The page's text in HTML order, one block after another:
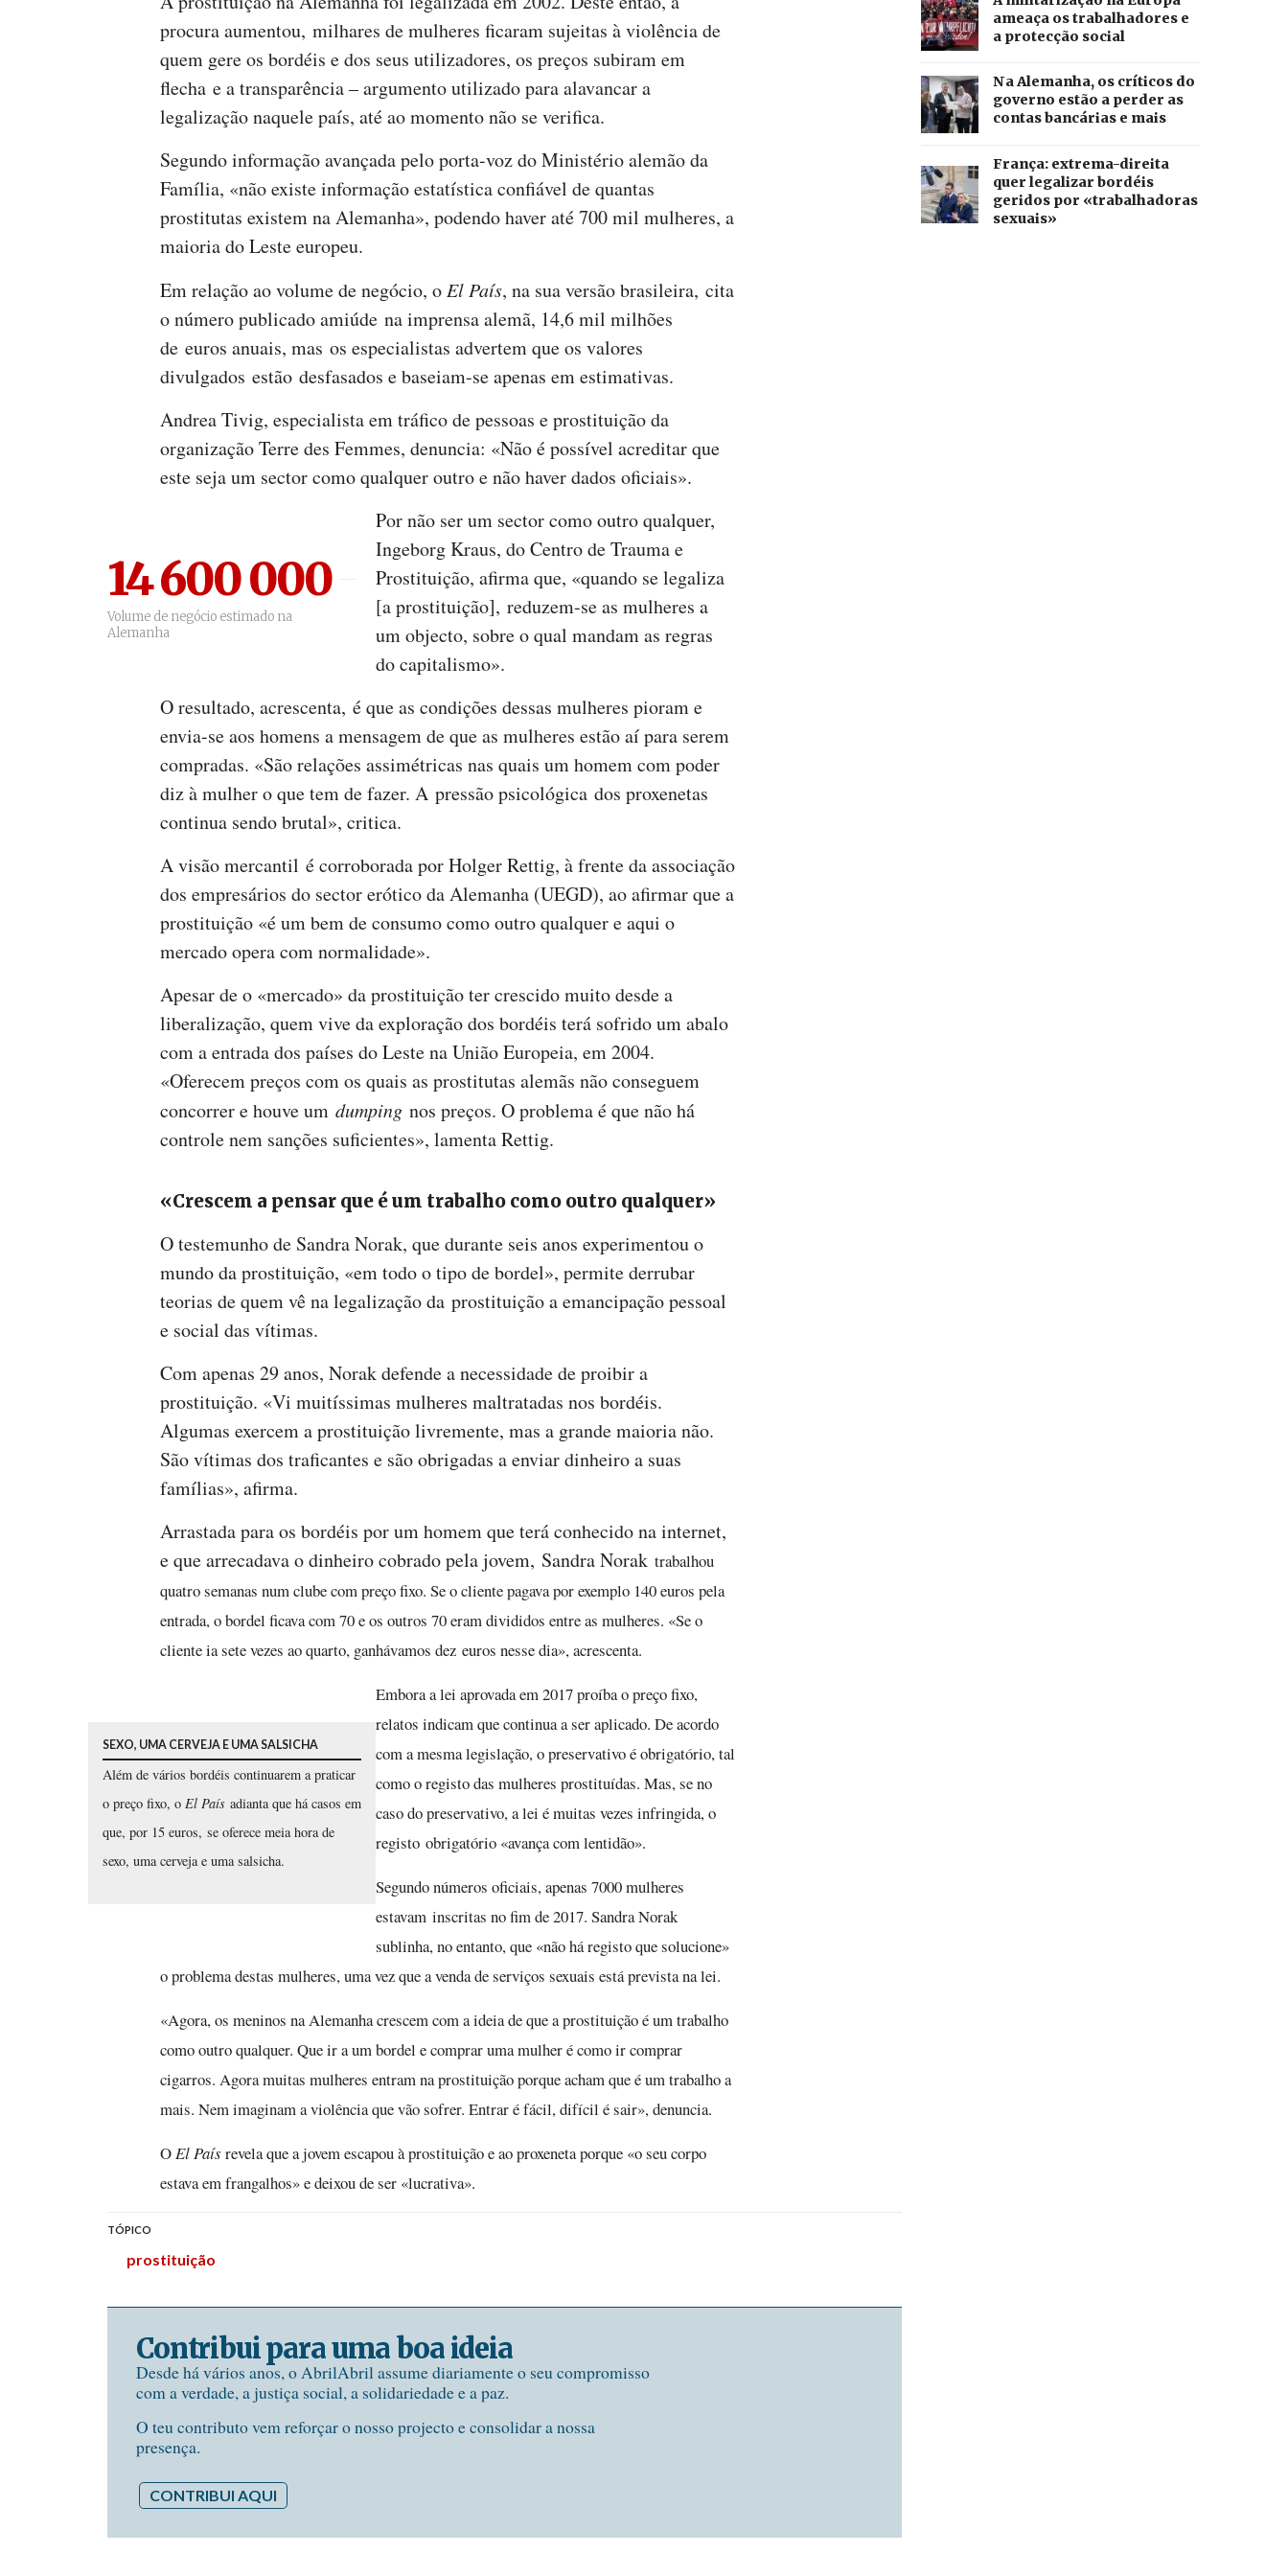
procura aumentou, milhares de mulheres ficaram sujeitas à violência de
quem gere os bordéis e dos seus utilizadores, os preços subiram em
flecha e a transparência – argumento utilizado para alavancar a
legalização naquele país, até ao momento não se verifica.
Segundo informação avançada pelo porta-voz do Ministério alemão da
Família, «não existe informação estatística confiável de quantas
prostitutas existem na Alemanha», podendo haver até 700 mil mulheres, a
maioria do Leste europeu.
Em relação ao volume de negócio, oEl País, na sua versão brasileira, cita
o número publicado amiúde na imprensa alemã, 14,6 mil milhões
de euros anuais, mas os especialistas advertem que os valores
divulgados estão desfasados e baseiam-se apenas em estimativas.
Andrea Tivig, especialista em tráfico de pessoas e prostituição da
organização Terre des Femmes, denuncia: «Não é possível acreditar que
este seja um sector como qualquer outro e não haver dados oficiais».
14 600 000
Volume de negócio estimado na
Alemanha
Por não ser um sector como outro qualquer,
Ingeborg Kraus, do Centro de Trauma e
Prostituição, afirma que, «quando se legaliza
[a prostituição], reduzem-se as mulheres a
um objecto, sobre o qual mandam as regras
do capitalismo».
O resultado, acrescenta, é que as condições dessas mulheres pioram e
envia-se aos homens a mensagem de que as mulheres estão aí para serem
compradas. «São relações assimétricas nas quais um homem com poder
diz à mulher o que tem de fazer. A pressão psicológica dos proxenetas
continua sendo brutal», critica.
A visão mercantil é corroborada por Holger Rettig, à frente da associação
dos empresários do sector erótico da Alemanha (UEGD), ao afirmar que a
prostituição «é um bem de consumo como outro qualquer e aqui o
mercado opera com normalidade».
Apesar de o «mercado» da prostituição ter crescido muito desde a
liberalização, quem vive da exploração dos bordéis terá sofrido um abalo
com a entrada dos países do Leste na União Europeia, em 2004.
«Oferecem preços com os quais as prostitutas alemãs não conseguem
concorrer e houve um dumping nos preços. O problema é que não há
controle nem sanções suficientes», lamenta Rettig.
«Crescem a pensar que é um trabalho como outro qualquer»
O testemunho de Sandra Norak, que durante seis anos experimentou o
mundo da prostituição, «em todo o tipo de bordel», permite derrubar
teorias de quem vê na legalização da prostituição a emancipação pessoal
e social das vítimas.
Com apenas 29 anos, Norak defende a necessidade de proibir a
prostituição. «Vi muitíssimas mulheres maltratadas nos bordéis.
Algumas exercem a prostituição livremente, mas a grande maioria não.
São vítimas dos traficantes e são obrigadas a enviar dinheiro a suas
famílias», afirma.
Arrastada para os bordéis por um homem que terá conhecido na internet,
e que arrecadava o dinheiro cobrado pela jovem, Sandra Norak trabalhou
quatro semanas num clube com preço fixo. Se o cliente pagava por exemplo 140 euros pela
entrada, o bordel ficava com 70 e os outros 70 eram divididos entre as mulheres. «Se o
cliente ia sete vezes ao quarto, ganhávamos dez euros nesse dia», acrescenta.
SEXO, UMA CERVEJA E UMA SALSICHA
Além de vários bordéis continuarem a praticar
o preço fixo, o El País adianta que há casos em
que, por 15 euros, se oferece meia hora de
sexo, uma cerveja e uma salsicha.
Embora a lei aprovada em 2017 proíba o preço fixo,
relatos indicam que continua a ser aplicado. De acordo
com a mesma legislação, o preservativo é obrigatório, tal
como o registo das mulheres prostituídas. Mas, se no
caso do preservativo, a lei é muitas vezes infringida, o
registo obrigatório «avança com lentidão».
Segundo números oficiais, apenas 7000 mulheres
estavam inscritas no fim de 2017. Sandra Norak
sublinha, no entanto, que «não há registo que solucione»
o problema destas mulheres, uma vez que a venda de serviços sexuais está prevista na lei.
«Agora, os meninos na Alemanha crescem com a ideia de que a prostituição é um trabalho
como outro qualquer. Que ir a um bordel e comprar uma mulher é como ir comprar
cigarros. Agora muitas mulheres entram na prostituição porque acham que é um trabalho a
mais. Nem imaginam a violência que vão sofrer. Entrar é fácil, difícil é sair», denuncia.
OEl País revela que a jovem escapou à prostituição e ao proxeneta porque «o seu corpo
estava em frangalhos» e deixou de ser «lucrativa».
TÓPICO
prostituição
Contribui para uma boa ideia
Desde há vários anos, o AbrilAbril assume diariamente o seu compromisso
com a verdade, a justiça social, a solidariedade e a paz.
O teu contributo vem reforçar o nosso projecto e consolidar a nossa
presença.
CONTRIBUI AQUI
ameaça os trabalhadores e
a protecção social
Na Alemanha, os críticos do
governo estão a perder as
contas bancárias e mais
França: extrema-direita
quer legalizar bordéis
geridos por «trabalhadoras
sexuais»